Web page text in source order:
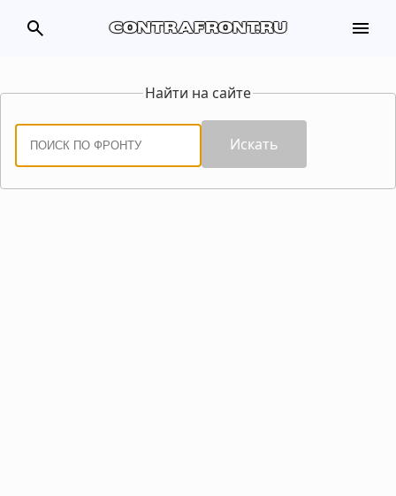
search contrafront.ru menu
Найти на сайте
Искать